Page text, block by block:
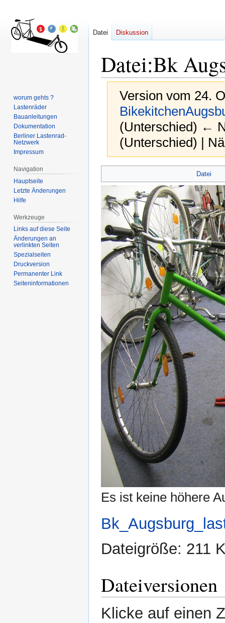
Datei:Bk
Version vom 24.
(Unterschied) ←
(Unterschied) |
Navigation
springen
Suche
springen
Datei
Es ist keine höhere
Dateigröße: 211
Dateiversionen
Klicke auf einen
Datei Diskussion
worum gehts ?
Lastenräder
Bauanleitungen
Dokumentation
Berliner Lastenrad-
Netzwerk
Impressum
Navigation
Hauptseite
Letzte Änderungen
Hilfe
Werkzeuge
Links auf diese Seite
Änderungen an
verlinkten Seiten
Spezialseiten
Druckversion
Permanenter Link
Seiten­informationen